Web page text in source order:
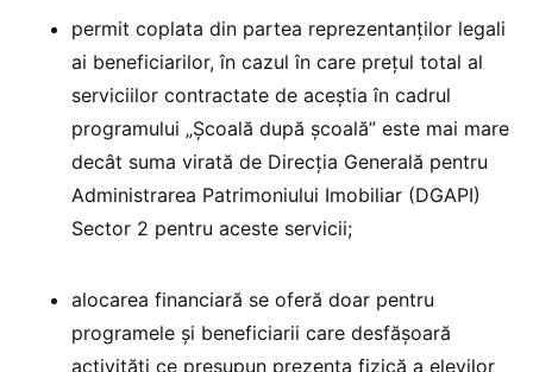
permit coplata din partea reprezentanţilor legali
ai beneficiarilor, în cazul în care preţul total al
serviciilor contractate de aceştia în cadrul
programului „Şcoală după şcoală” este mai mare
decât suma virată de Direcţia Generală pentru
Administrarea Patrimoniului Imobiliar (DGAPI)
Sector 2 pentru aceste servicii;
alocarea financiară se oferă doar pentru
programele şi beneficiarii care desfăşoară
activităţi ce presupun prezenţa fizică a elevilor